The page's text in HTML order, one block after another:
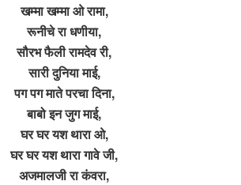
खम्मा खम्मा ओ रामा,
रूनीचे रा धणीया,
सौरभ फैली रामदेव री,
सारी दुनिया माई,
पग पग माते परचा दिना,
बाबो इन जुग माई,
घर घर यश थारा ओ,
घर घर यश थारा गावे जी,
अजमालजी रा कंवरा,